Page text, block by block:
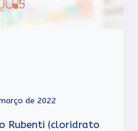
de 2022
Rubenti (cloridrato